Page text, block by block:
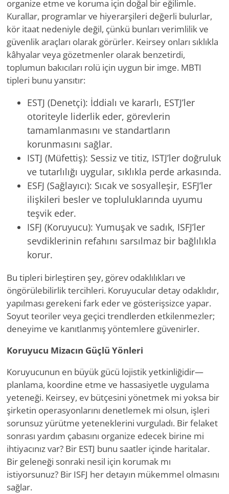
organize etme ve koruma için doğal bir eğilimle.
Kurallar, programlar ve hiyerarşileri değerli bulurlar,
kör itaat nedeniyle değil, çünkü bunları verimlilik ve
güvenlik araçları olarak görürler. Keirsey onları sıklıkla
kâhyalar veya gözetmenler olarak benzetirdi,
toplumun bakıcıları rolü için uygun bir imge. MBTI
tipleri bunu yansıtır:
ESTJ (Denetçi): İddialı ve kararlı, ESTJ’ler
otoriteyle liderlik eder, görevlerin
tamamlanmasını ve standartların
korunmasını sağlar.
ISTJ (Müfettiş): Sessiz ve titiz, ISTJ’ler doğruluk
ve tutarlılığı uygular, sıklıkla perde arkasında.
ESFJ (Sağlayıcı): Sıcak ve sosyalleşir, ESFJ’ler
ilişkileri besler ve topluluklarında uyumu
teşvik eder.
ISFJ (Koruyucu): Yumuşak ve sadık, ISFJ’ler
sevdiklerinin refahını sarsılmaz bir bağlılıkla
korur.
Bu tipleri birleştiren şey, görev odaklılıkları ve
öngörülebilirlik tercihleri. Koruyucular detay odaklıdır,
yapılması gerekeni fark eder ve gösterişsizce yapar.
Soyut teoriler veya geçici trendlerden etkilenmezler;
deneyime ve kanıtlanmış yöntemlere güvenirler.
Koruyucu Mizacın Güçlü Yönleri
Koruyucunun en büyük gücü lojistik yetkinliğidir—
planlama, koordine etme ve hassasiyetle uygulama
yeteneği. Keirsey, ev bütçesini yönetmek mi yoksa bir
şirketin operasyonlarını denetlemek mi olsun, işleri
sorunsuz yürütme yeteneklerini vurguladı. Bir felaket
sonrası yardım çabasını organize edecek birine mi
ihtiyacınız var? Bir ESTJ bunu saatler içinde haritalar.
Bir geleneği sonraki nesil için korumak mı
istiyorsunuz? Bir ISFJ her detayın mükemmel olmasını
sağlar.